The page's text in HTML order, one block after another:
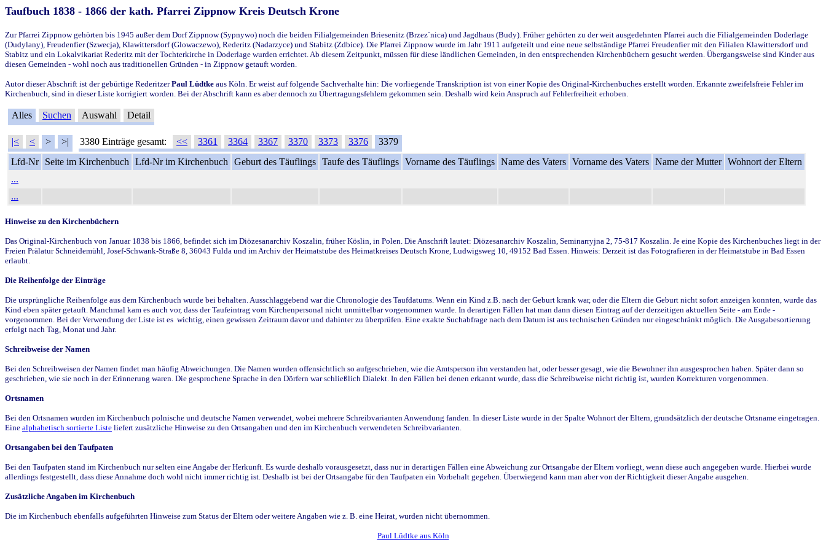
Taufbuch 1838 - 1866 der kath. Pfarrei Zippnow Kreis Deutsch Krone
Zur Pfarrei Zippnow gehörten bis 1945 außer dem Dorf Zippnow (Sypnywo) noch die beiden Filialgemeinden Briesenitz (Brzez`nica) und Jagdhaus (Budy). Früher gehörten zu der weit ausgedehnten Pfarrei auch die Filialgemeinden Doderlage
(Dudylany), Freudenfier (Szwecja), Klawittersdorf (Glowaczewo), Rederitz (Nadarzyce) und Stabitz (Zdbice). Die Pfarrei Zippnow wurde im Jahr 1911 aufgeteilt und eine neue selbständige Pfarrei Freudenfier mit den Filialen Klawittersdorf und
Stabitz und ein Lokalvikariat Rederitz mit der Tochterkirche in Doderlage wurden errichtet. Ab diesem Zeitpunkt, müssen für diese ländlichen Gemeinden, in den entsprechenden Kirchenbüchern gesucht werden. Übergangsweise sind Kinder aus
diesen Gemeinden - wohl noch aus traditionellen Gründen - in Zippnow getauft worden.
Autor dieser Abschrift ist der gebürtige RederitzerPaul Lüdtke aus Köln. Er weist auf folgende Sachverhalte hin: Die vorliegende Transkription ist von einer Kopie des Original-Kirchenbuches erstellt worden. Erkannte zweifelsfreie Fehler im
Kirchenbuch, sind in dieser Liste korrigiert worden. Bei der Abschrift kann es aber dennoch zu Übertragungsfehlern gekommen sein. Deshalb wird kein Anspruch auf Fehlerfreiheit erhoben.
Alles Suchen Auswahl Detail
|< < > >| 3380 Einträge gesamt: << 3361 3364 3367 3370 3373 3376
3379
Lfd-Nr
Seite im Kirchenbuch Lfd-Nr im Kirchenbuch Geburt des Täuflings Taufe des Täuflings Vorname des Täuflings Name des Vaters Vorname des Vaters Name der Mutter Wohnort der Eltern
...
...
Hinweise zu den Kirchenbüchern
Das Original-Kirchenbuch von Januar 1838 bis 1866, befindet sich im Diözesanarchiv Koszalin, früher Köslin, in Polen. Die Anschrift lautet: Diözesanarchiv Koszalin, Seminarryjna 2, 75-817 Koszalin. Je eine Kopie des Kirchenbuches liegt in der
Freien Prälatur Schneidemühl, Josef-Schwank-Straße 8, 36043 Fulda und im Archiv der Heimatstube des Heimatkreises Deutsch Krone, Ludwigsweg 10, 49152 Bad Essen. Hinweis: Derzeit ist das Fotografieren in der Heimatstube in Bad Essen
erlaubt.
Die Reihenfolge der Einträge
Die ursprüngliche Reihenfolge aus dem Kirchenbuch wurde bei behalten. Ausschlaggebend war die Chronologie des Taufdatums. Wenn ein Kind z.B. nach der Geburt krank war, oder die Eltern die Geburt nicht sofort anzeigen konnten, wurde das
Kind eben später getauft. Manchmal kam es auch vor, dass der Taufeintrag vom Kirchenpersonal nicht unmittelbar vorgenommen wurde. In derartigen Fällen hat man dann diesen Eintrag auf der derzeitigen aktuellen Seite - am Ende -
vorgenommen. Bei der Verwendung der Liste ist es wichtig, einen gewissen Zeitraum davor und dahinter zu überprüfen. Eine exakte Suchabfrage nach dem Datum ist aus technischen Gründen nur eingeschränkt möglich. Die Ausgabesortierung
erfolgt nach Tag, Monat und Jahr.
Schreibweise der Namen
Bei den Schreibweisen der Namen findet man häufig Abweichungen. Die Namen wurden offensichtlich so aufgeschrieben, wie die Amtsperson ihn verstanden hat, oder besser gesagt, wie die Bewohner ihn ausgesprochen haben. Später dann so
geschrieben, wie sie noch in der Erinnerung waren. Die gesprochene Sprache in den Dörfern war schließlich Dialekt. In den Fällen bei denen erkannt wurde, dass die Schreibweise nicht richtig ist, wurden Korrekturen vorgenommen.
Ortsnamen
Bei den Ortsnamen wurden im Kirchenbuch polnische und deutsche Namen verwendet, wobei mehrere Schreibvarianten Anwendung fanden. In dieser Liste wurde in der Spalte Wohnort der Eltern, grundsätzlich der deutsche Ortsname eingetragen.
Eine alphabetisch sortierte Liste liefert zusätzliche Hinweise zu den Ortsangaben und den im Kirchenbuch verwendeten Schreibvarianten.
Ortsangaben bei den Taufpaten
Bei den Taufpaten stand im Kirchenbuch nur selten eine Angabe der Herkunft. Es wurde deshalb vorausgesetzt, dass nur in derartigen Fällen eine Abweichung zur Ortsangabe der Eltern vorliegt, wenn diese auch angegeben wurde. Hierbei wurde
allerdings festgestellt, dass diese Annahme doch wohl nicht immer richtig ist. Deshalb ist bei der Ortsangabe für den Taufpaten ein Vorbehalt gegeben. Überwiegend kann man aber von der Richtigkeit dieser Angabe ausgehen.
Zusätzliche Angaben im Kirchenbuch
Die im Kirchenbuch ebenfalls aufgeführten Hinweise zum Status der Eltern oder weitere Angaben wie z. B. eine Heirat, wurden nicht übernommen.
Paul Lüdtke aus Köln